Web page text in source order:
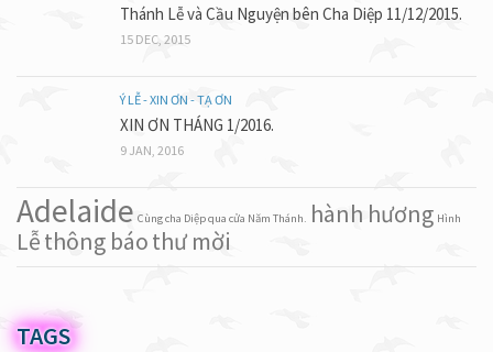
Thánh Lễ và Cầu Nguyện bên Cha Diệp 11/12/2015.
15 DEC, 2015
Ý LỄ - XIN ƠN - TẠ ƠN
XIN ƠN THÁNG 1/2016.
9 JAN, 2016
Adelaide Cùng cha Diệp qua cửa Năm Thánh. hành hương Hình
Lễthông báothư mời
TAGS